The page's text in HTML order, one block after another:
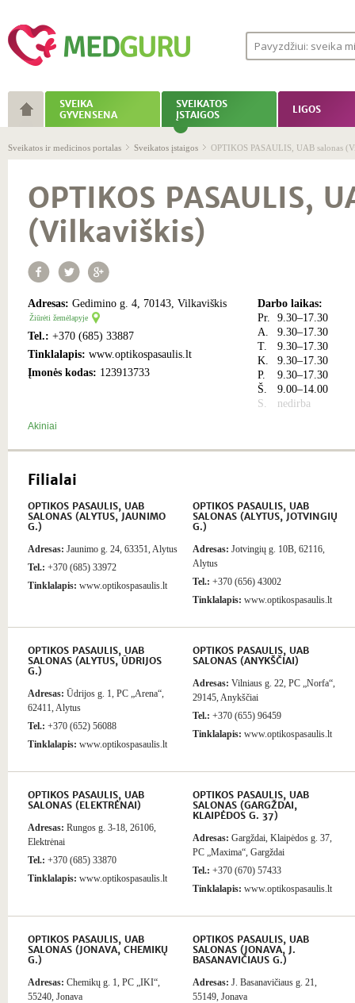
SVEIKA
GYVENSENA
SVEIKATOS
ĮSTAIGOS
LIGOS
Sveikatos ir medicinos portalas Sveikatos įstaigos OPTIKOS PASAULIS, UAB salonas
OPTIKOS PASAULIS,
(Vilkaviškis)
Adresas: Gedimino g. 4, 70143, Vilkaviškis
Žiūrėti žemėlapyje
Tel.: +370 (685) 33887
Tinklalapis: www.optikospasaulis.lt
Įmonės kodas: 123913733
Darbo laikas:
Pr.
9.30–17.30
A.
9.30–17.30
T.
9.30–17.30
K.
9.30–17.30
P.
9.30–17.30
Š.
9.00–14.00
S.
nedirba
Akiniai
Filialai
OPTIKOS PASAULIS, UAB
SALONAS (ALYTUS, JAUNIMO
G.)
Adresas: Jaunimo g. 24, 63351, Alytus
Tel.: +370 (685) 33972
Tinklalapis: www.optikospasaulis.lt
OPTIKOS PASAULIS, UAB
SALONAS (ALYTUS, JOTVINGIŲ
G.)
Adresas: Jotvingių g. 10B, 62116,
Alytus
Tel.: +370 (656) 43002
Tinklalapis: www.optikospasaulis.lt
OPTIKOS PASAULIS, UAB
SALONAS (ALYTUS, ŪDRIJOS
G.)
Adresas: Ūdrijos g. 1, PC „Arena“,
62411, Alytus
Tel.: +370 (652) 56088
Tinklalapis: www.optikospasaulis.lt
OPTIKOS PASAULIS, UAB
SALONAS (ANYKŠČIAI)
Adresas: Vilniaus g. 22, PC „Norfa“,
29145, Anykščiai
Tel.: +370 (655) 96459
Tinklalapis: www.optikospasaulis.lt
OPTIKOS PASAULIS, UAB
SALONAS (ELEKTRĖNAI)
Adresas: Rungos g. 3-18, 26106,
Elektrėnai
Tel.: +370 (685) 33870
Tinklalapis: www.optikospasaulis.lt
OPTIKOS PASAULIS, UAB
SALONAS (GARGŽDAI,
KLAIPĖDOS G. 37)
Adresas: Gargždai, Klaipėdos g. 37,
PC „Maxima“, Gargždai
Tel.: +370 (670) 57433
Tinklalapis: www.optikospasaulis.lt
OPTIKOS PASAULIS, UAB
SALONAS (JONAVA, CHEMIKŲ
G.)
Adresas: Chemikų g. 1, PC „IKI“,
55240, Jonava
OPTIKOS PASAULIS, UAB
SALONAS (JONAVA, J.
BASANAVIČIAUS G.)
Adresas: J. Basanavičiaus g. 21,
55149, Jonava